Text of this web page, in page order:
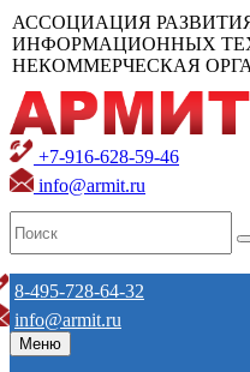
АССОЦИАЦИЯ
ИНФОРМАЦИОННЫХ
НЕКОММЕРЧЕСКАЯ
+7-916-628-59-46
info@armit.ru
8-495-728-64-32
info@armit.ru
Меню